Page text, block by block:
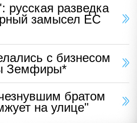
русская разведка
замысел ЕС
с бизнесом
Земфиры*
братом
на улице"